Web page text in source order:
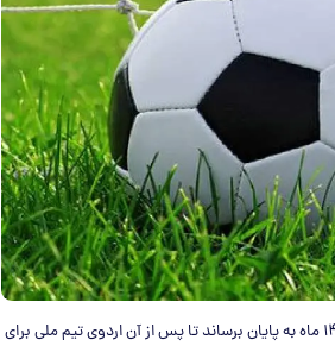
سازمان لیگ قصد دارد فصل آینده مسابقات لیگ برتر را در تاریخ ۲۵ اردیبهشت ۱۴۰۵ ماه به پایان برساند تا پس از آن اردوی تیم ملی برای